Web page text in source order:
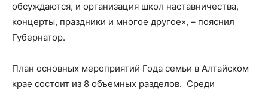
обсуждаются, и организация школ наставничества,
концерты, праздники и многое другое», – пояснил
Губернатор.
План основных мероприятий Года семьи в Алтайском
крае состоит из 8 объемных разделов. Среди